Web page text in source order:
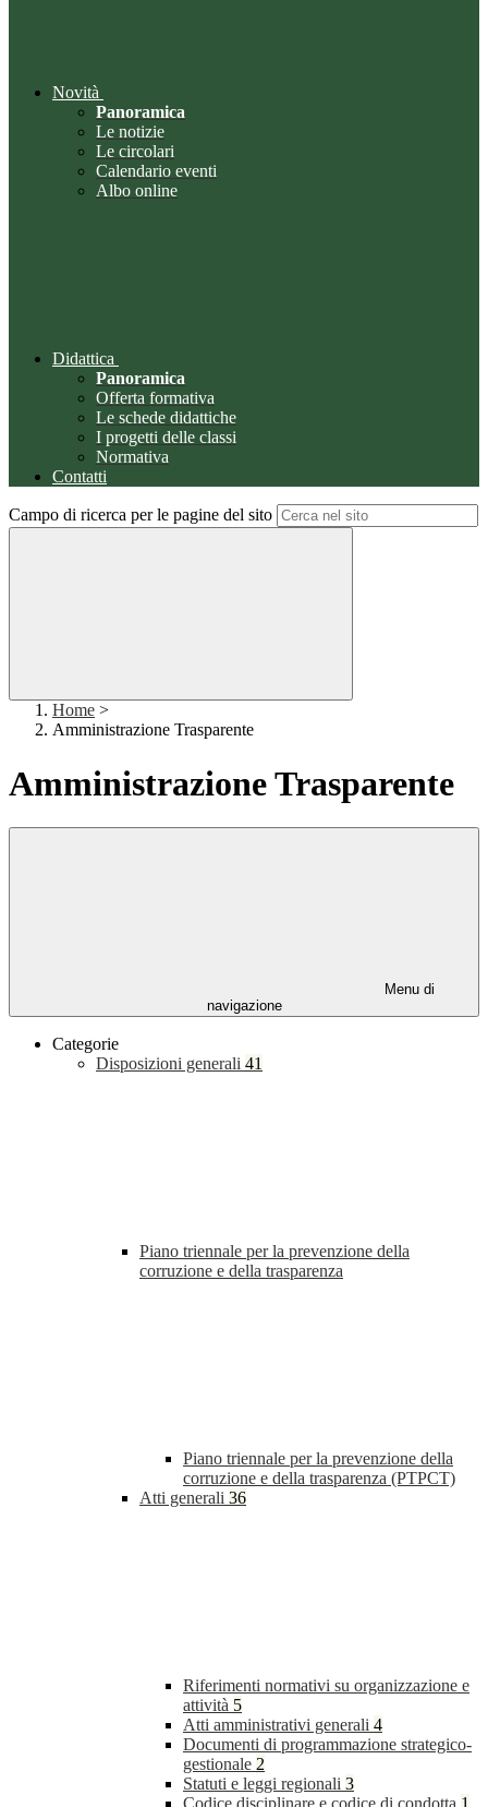
Novità
Panoramica
Le notizie
Le circolari
Calendario eventi
Albo online
Didattica
Panoramica
Offerta formativa
Le schede didattiche
I progetti delle classi
Normativa
Contatti
Campo di ricerca per le pagine del sito
Home >
Amministrazione Trasparente
Amministrazione Trasparente
Menu di
navigazione
Categorie
Disposizioni generali 41
Piano triennale per la prevenzione della
corruzione e della trasparenza
Piano triennale per la prevenzione della
corruzione e della trasparenza (PTPCT)
Atti generali 36
Riferimenti normativi su organizzazione e
attività 5
Atti amministrativi generali 4
Documenti di programmazione strategico-
gestionale 2
Statuti e leggi regionali 3